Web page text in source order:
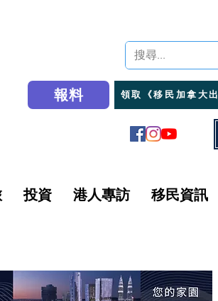
報料 領取《移民加拿大
投資 港人專訪 移民資訊